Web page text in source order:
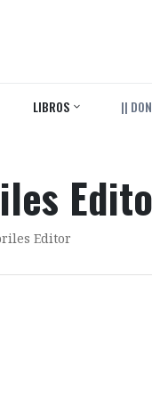
LIBROS ||
Editor